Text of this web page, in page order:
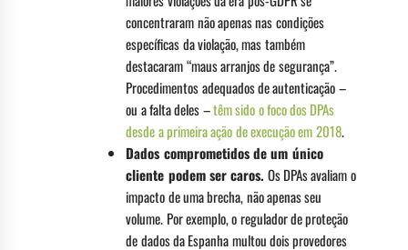
concentraram não apenas nas condições
específicas da violação, mas também
destacaram “maus arranjos de segurança”.
Procedimentos adequados de autenticação –
ou a falta deles –têm sido o foco dos DPAs
desde a primeira ação de execução em 2018.
Dados comprometidos de um único
cliente podem ser caros. Os DPAs avaliam o
impacto de uma brecha, não apenas seu
volume. Por exemplo, o regulador de proteção
de dados da Espanha multou dois provedores